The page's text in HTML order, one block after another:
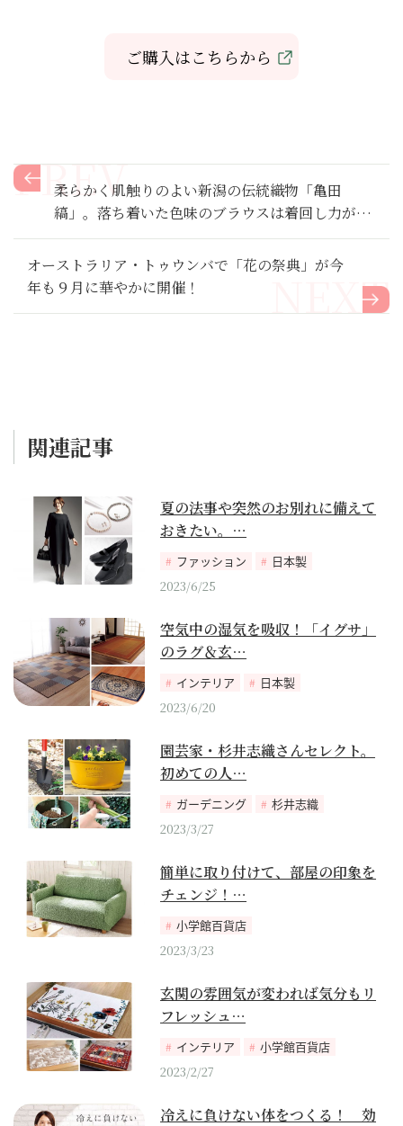
ご購入はこちらから
柔らかく肌触りのよい新潟の伝統織物「亀田
縞」。落ち着いた色味のブラウスは着回し力が抜
群！
オーストラリア・トゥウンバで「花の祭典」が今
年も９月に華やかに開催！
関連記事
夏の法事や突然のお別れに備えて
おきたい。…
ファッション
日本製
2023/6/25
空気中の湿気を吸収！「イグサ」
のラグ＆玄…
インテリア
日本製
2023/6/20
園芸家・杉井志織さんセレクト。
初めての人…
ガーデニング
杉井志織
2023/3/27
簡単に取り付けて、部屋の印象を
チェンジ！…
小学館百貨店
2023/3/23
玄関の雰囲気が変われば気分もリ
フレッシュ…
インテリア
小学館百貨店
2023/2/27
冷えに負けない体をつくる！ 効